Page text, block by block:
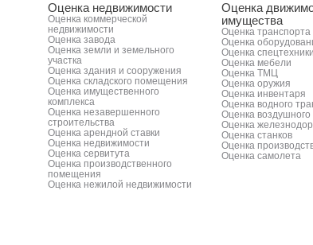
Оценка недвижимости
Оценка коммерческой
недвижимости
Оценка завода
Оценка земли и земельного
участка
Оценка здания и сооружения
Оценка складского помещения
Оценка имущественного
комплекса
Оценка незавершенного
строительства
Оценка арендной ставки
Оценка недвижимости
Оценка сервитута
Оценка производственного
помещения
Оценка нежилой недвижимости
Оценка
имущества
Оценка транспорта
Оценка
Оценка спецтехники
Оценка мебели
Оценка ТМЦ
Оценка оружия
Оценка инвентаря
Оценка водного
Оценка воздушного
Оценка
Оценка станков
Оценка
Оценка самолета